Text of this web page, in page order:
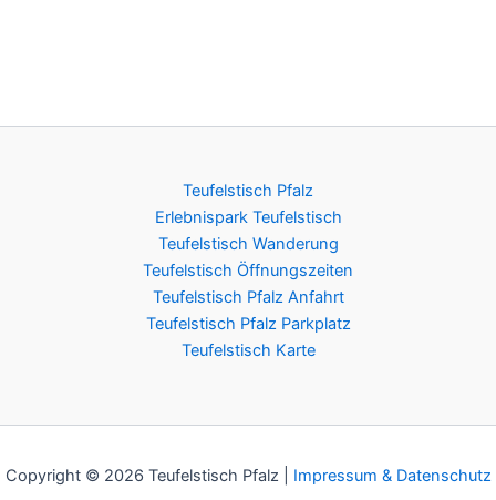
Teufelstisch Pfalz
Erlebnispark Teufelstisch
Teufelstisch Wanderung
Teufelstisch Öffnungszeiten
Teufelstisch Pfalz Anfahrt
Teufelstisch Pfalz Parkplatz
Teufelstisch Karte
Copyright © 2026 Teufelstisch Pfalz | Impressum & Datenschutz